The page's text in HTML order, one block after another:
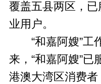
覆盖五县两区，
业用户。
“和嘉阿嫂”工
来，“和嘉阿嫂”
港澳大湾区消费